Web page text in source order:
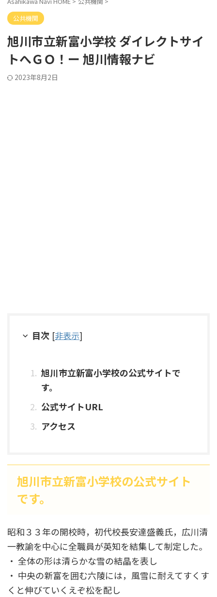
公共機関
旭川市立新富小学校 ダイレクトサイ
トへＧＯ！ー 旭川情報ナビ
2023年8月2日
目次 [非表示]
旭川市立新富小学校の公式サイトで
す。
公式サイトURL
アクセス
旭川市立新富小学校の公式サイト
です。
昭和３３年の開校時，初代校長安達盛義氏，広川清
一教諭を中心に全職員が英知を結集して制定した。
・ 全体の形は清らかな雪の結晶を表し
・ 中央の新富を囲む六陵には，風雪に耐えてすくす
くと伸びていくえぞ松を配し